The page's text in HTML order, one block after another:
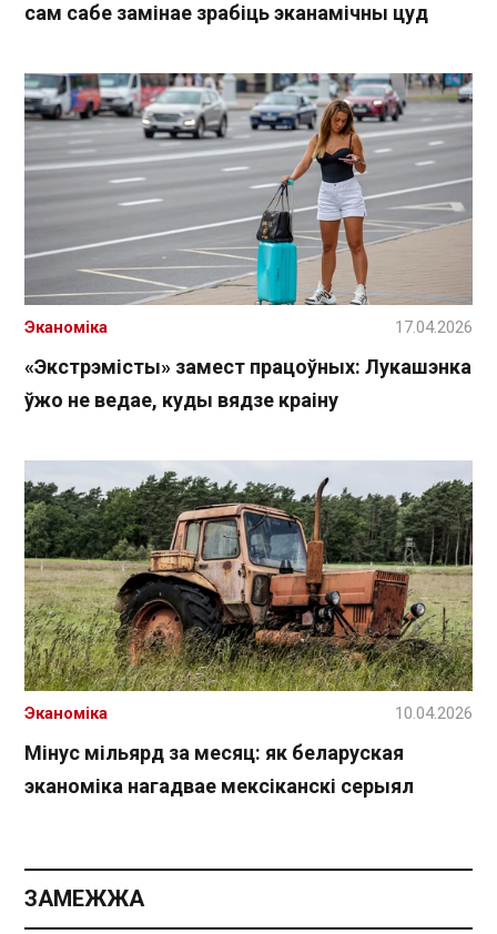
сам сабе замінае зрабіць эканамічны цуд
«Экстрэмісты» замест працоўных: Лукашэнка
ўжо не ведае, куды вядзе краіну
Эканоміка 17.04.2026
Мінус мільярд за месяц: як беларуская
эканоміка нагадвае мексіканскі серыял
Эканоміка 10.04.2026
ЗАМЕЖЖА